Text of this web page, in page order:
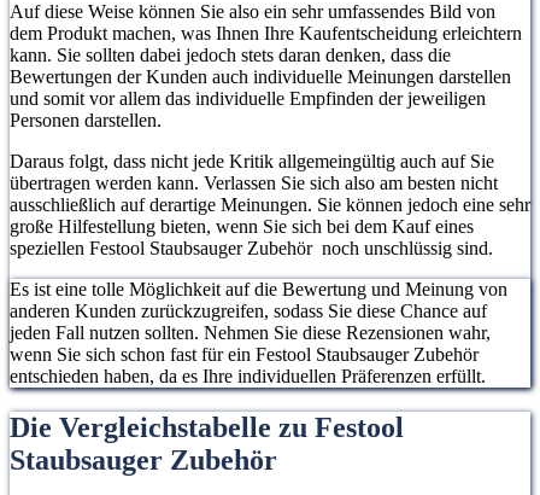
Auf diese Weise können Sie also ein sehr umfassendes Bild von
dem Produkt machen, was Ihnen Ihre Kaufentscheidung erleichtern
kann. Sie sollten dabei jedoch stets daran denken, dass die
Bewertungen der Kunden auch individuelle Meinungen darstellen
und somit vor allem das individuelle Empfinden der jeweiligen
Personen darstellen.
Daraus folgt, dass nicht jede Kritik allgemeingültig auch auf Sie
übertragen werden kann. Verlassen Sie sich also am besten nicht
ausschließlich auf derartige Meinungen. Sie können jedoch eine sehr
große Hilfestellung bieten, wenn Sie sich bei dem Kauf eines
speziellen Festool Staubsauger Zubehör noch unschlüssig sind.
Es ist eine tolle Möglichkeit auf die Bewertung und Meinung von
anderen Kunden zurückzugreifen, sodass Sie diese Chance auf
jeden Fall nutzen sollten. Nehmen Sie diese Rezensionen wahr,
wenn Sie sich schon fast für ein Festool Staubsauger Zubehör
entschieden haben, da es Ihre individuellen Präferenzen erfüllt.
Die Vergleichstabelle zu Festool
Staubsauger Zubehör